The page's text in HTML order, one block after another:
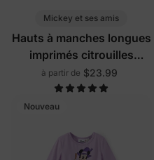
Mickey et ses amis
Hauts à manches longues
imprimés citrouilles
Disney Mickey et ses
amis, phosphorescents
pour Halloween, assortis
à partir de $23.99
Nouveau